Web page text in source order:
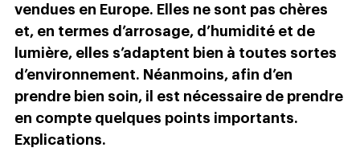
vendues en Europe. Elles ne sont pas chères
et, en termes d’arrosage, d’humidité et de
lumière, elles s’adaptent bien à toutes sortes
d’environnement. Néanmoins, afin d’en
prendre bien soin, il est nécessaire de prendre
en compte quelques points importants.
Explications.